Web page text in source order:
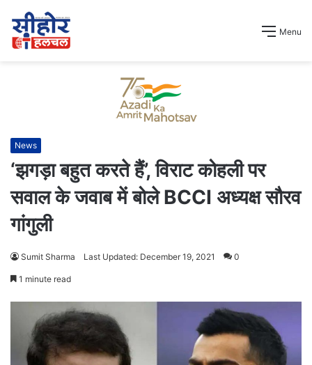
Menu
News
‘झगड़ा बहुत करते हैं’, विराट कोहली पर
सवाल के जवाब में बोले BCCI अध्यक्ष सौरव
गांगुली
Sumit Sharma Last Updated: December 19, 2021 0
1 minute read